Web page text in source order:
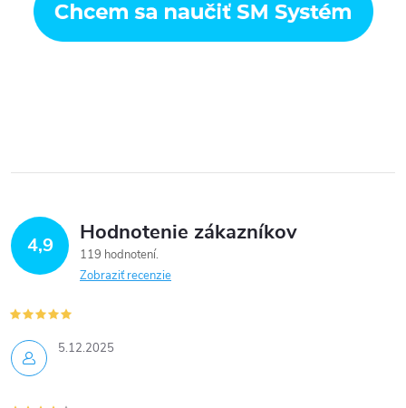
4,9 Hodnotenie zákazníkov
119 hodnotení
Zobraziť recenzie
5.12.2025